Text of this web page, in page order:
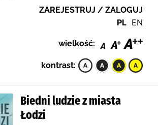
ZAREJESTRUJ / ZALOGUJ
PL EN
wielkość:
kontrast:
Biedni ludzie z miasta
Łodzi